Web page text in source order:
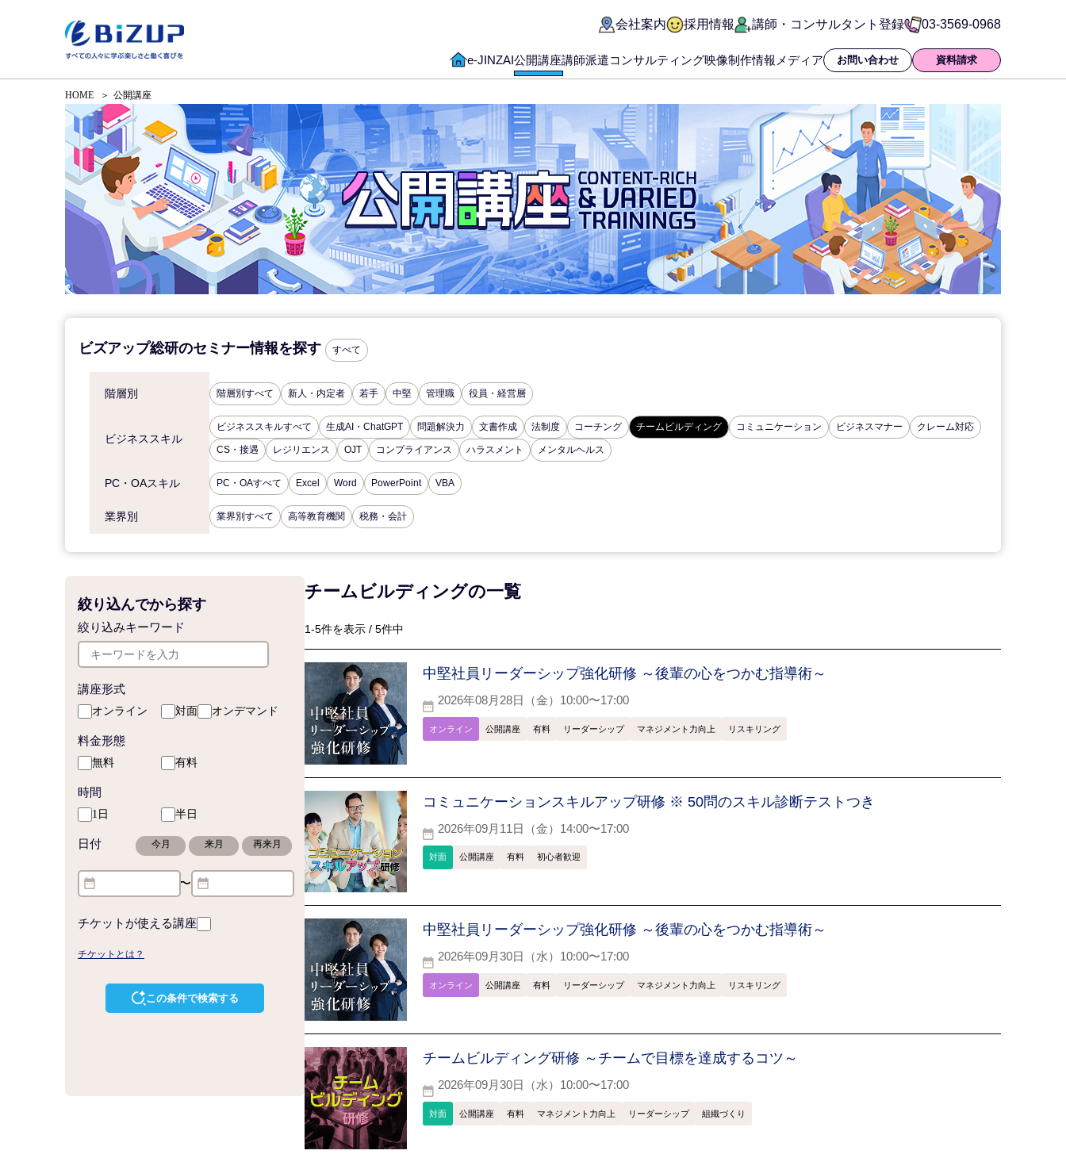
会社案内 採用情報 講師・コンサルタント登録 03-3569-0968
e-JINZAI公開講座講師派遣コンサルティング映像制作情報メディア お問い合わせ 資料請求
HOME 公開講座
ビズアップ総研のセミナー情報を探す すべて
階層別 階層別すべて 新人・内定者 若手 中堅 管理職 役員・経営層
ビジネススキル
ビジネススキルすべて 生成AI・ChatGPT 問題解決力 文書作成 法制度 コーチング チームビルディング コミュニケーション ビジネスマナー クレーム対応
CS・接遇 レジリエンス OJT コンプライアンス ハラスメント メンタルヘルス
PC・OAスキル PC・OAすべて Excel Word PowerPoint VBA
業界別 業界別すべて 高等教育機関 税務・会計
絞り込んでから探す
絞り込みキーワード
講座形式
オンライン 対面 オンデマンド
料金形態
無料 有料
時間
1日 半日
日付 今月 来月 再来月
〜
チケットが使える講座
チケットとは？
この条件で検索する
チームビルディングの一覧
1-5件を表示 / 5件中
中堅社員リーダーシップ強化研修 ～後輩の心をつかむ指導術～
2026年08月28日（金）10:00〜17:00
オンライン 公開講座 有料 リーダーシップ マネジメント力向上 リスキリング
コミュニケーションスキルアップ研修 ※ 50問のスキル診断テストつき
2026年09月11日（金）14:00〜17:00
対面 公開講座 有料 初心者歓迎
中堅社員リーダーシップ強化研修 ～後輩の心をつかむ指導術～
2026年09月30日（水）10:00〜17:00
オンライン 公開講座 有料 リーダーシップ マネジメント力向上 リスキリング
チームビルディング研修 ～チームで目標を達成するコツ～
2026年09月30日（水）10:00〜17:00
対面 公開講座 有料 マネジメント力向上 リーダーシップ 組織づくり